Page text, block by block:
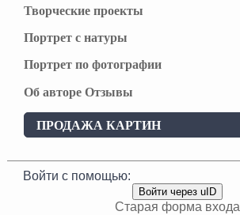
Творческие проекты
Портрет с натуры
Портрет по фотографии
Об авторе Отзывы
ПРОДАЖА КАРТИН
Войти с помощью:
Войти через uID
Старая форма входа